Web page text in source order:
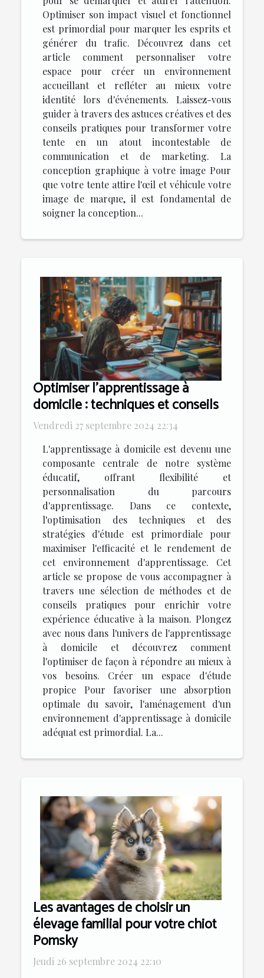
Optimiser son impact visuel et fonctionnel
est primordial pour marquer les esprits et
générer du trafic. Découvrez dans cet
article comment personnaliser votre
espace pour créer un environnement
accueillant et refléter au mieux votre
identité lors d'événements. Laissez-vous
guider à travers des astuces créatives et des
conseils pratiques pour transformer votre
tente en un atout incontestable de
communication et de marketing. La
conception graphique à votre image Pour
que votre tente attire l'œil et véhicule votre
image de marque, il est fondamental de
soigner la conception...
Optimiser l'apprentissage à
domicile : techniques et conseils
Vendredi 27 septembre 2024 22:34
L'apprentissage à domicile est devenu une
composante centrale de notre système
éducatif, offrant flexibilité et
personnalisation du parcours
d'apprentissage. Dans ce contexte,
l'optimisation des techniques et des
stratégies d'étude est primordiale pour
maximiser l'efficacité et le rendement de
cet environnement d'apprentissage. Cet
article se propose de vous accompagner à
travers une sélection de méthodes et de
conseils pratiques pour enrichir votre
expérience éducative à la maison. Plongez
avec nous dans l'univers de l'apprentissage
à domicile et découvrez comment
l'optimiser de façon à répondre au mieux à
vos besoins. Créer un espace d'étude
propice Pour favoriser une absorption
optimale du savoir, l'aménagement d'un
environnement d'apprentissage à domicile
adéquat est primordial. La...
Les avantages de choisir un
élevage familial pour votre chiot
Pomsky
Jeudi 26 septembre 2024 22:10